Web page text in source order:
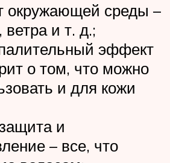
окружающей среды –
ветра и т. д.;
эффект
о том, что можно
и для кожи
и
– все, что